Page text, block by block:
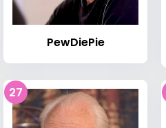
PewDiePie
27